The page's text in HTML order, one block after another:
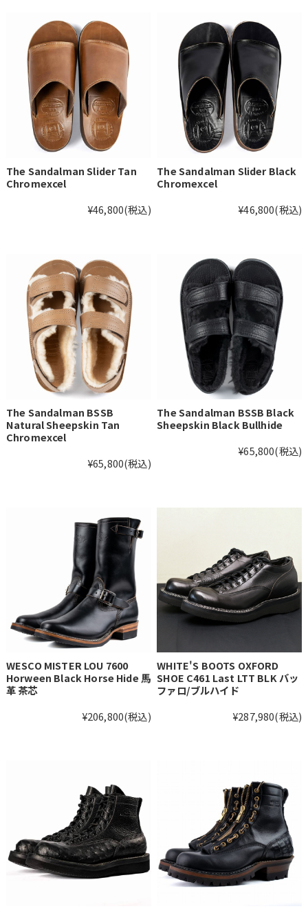
The Sandalman Slider Tan
Chromexcel
¥46,800(税込)
The Sandalman Slider Black
Chromexcel
¥46,800(税込)
The Sandalman BSSB
Natural Sheepskin Tan
Chromexcel
¥65,800(税込)
The Sandalman BSSB Black
Sheepskin Black Bullhide
¥65,800(税込)
WESCO MISTER LOU 7600
Horween Black Horse Hide 馬
革 茶芯
¥206,800(税込)
WHITE'S BOOTS OXFORD
SHOE C461 Last LTT BLK バッ
ファロ/ブルハイド
¥287,980(税込)